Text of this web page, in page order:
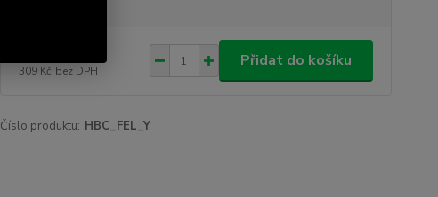
309 Kč bez DPH
Přidat do košíku
Číslo produktu: HBC_FEL_Y